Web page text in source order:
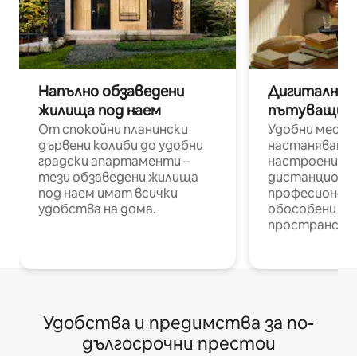
Напълно обзаведени
жилища под наем
От спокойни планински
дървени колиби до удобни
градски апартаменти –
тези обзаведени жилища
под наем имат всички
удобства на дома.
Дигитални
пътуващи
Удобни
настаняване
настроени и
обособени
Удобства и предимства за по-
дългосрочни престои